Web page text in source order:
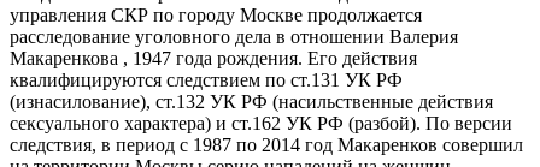
управления СКР по городу Москве продолжается
расследование уголовного дела в отношении Валерия
Макаренкова , 1947 года рождения. Его действия
квалифицируются следствием по ст.131 УК РФ
(изнасилование), ст.132 УК РФ (насильственные действия
сексуального характера) и ст.162 УК РФ (разбой). По версии
следствия, в период с 1987 по 2014 год Макаренков совершил